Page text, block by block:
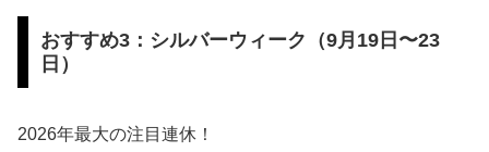
おすすめ3：シルバーウィーク（9月19日〜23
日）
2026年最大の注目連休！